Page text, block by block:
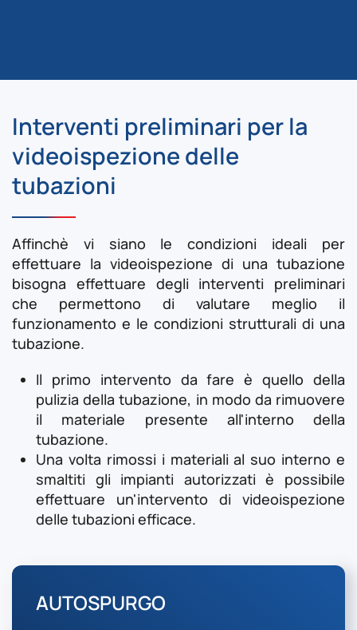
Interventi preliminari per la
videoispezione delle
tubazioni
Affinchè vi siano le condizioni ideali per
effettuare la videoispezione di una tubazione
bisogna effettuare degli interventi preliminari
che permettono di valutare meglio il
funzionamento e le condizioni strutturali di una
tubazione.
Il primo intervento da fare è quello della
pulizia della tubazione, in modo da rimuovere
il materiale presente all'interno della
tubazione.
Una volta rimossi i materiali al suo interno e
smaltiti gli impianti autorizzati è possibile
effettuare un'intervento di videoispezione
delle tubazioni efficace.
AUTOSPURGO